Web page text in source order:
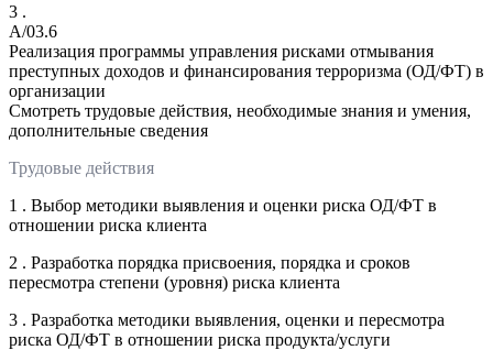
3 .
A/03.6
Реализация программы управления рисками отмывания
преступных доходов и финансирования терроризма (ОД/ФТ) в
организации
Смотреть трудовые действия, необходимые знания и умения,
дополнительные сведения
Трудовые действия
1 . Выбор методики выявления и оценки риска ОД/ФТ в
отношении риска клиента
2 . Разработка порядка присвоения, порядка и сроков
пересмотра степени (уровня) риска клиента
3 . Разработка методики выявления, оценки и пересмотра
риска ОД/ФТ в отношении риска продукта/услуги